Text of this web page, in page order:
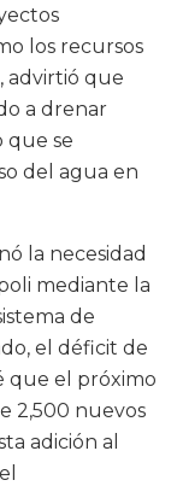
los recursos
advirtió que
a drenar
que se
del agua en
la necesidad
mediante la
de
el déficit de
que el próximo
2,500 nuevos
adición al